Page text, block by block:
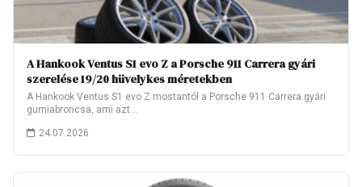
A Hankook Ventus S1 evo Z a Porsche 911 Carrera gyári
szerelése 19/20 hüvelykes méretekben
A Hankook Ventus S1 evo Z mostantól a Porsche 911 Carrera gyári
gumiabroncsa, ami azt…
24.07.2026